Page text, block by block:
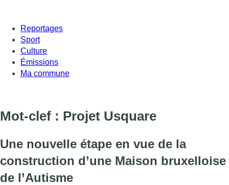
Reportages
Sport
Culture
Émissions
Ma commune
Mot-clef : Projet Usquare
Une nouvelle étape en vue de la
construction d’une Maison bruxelloise
de l’Autisme